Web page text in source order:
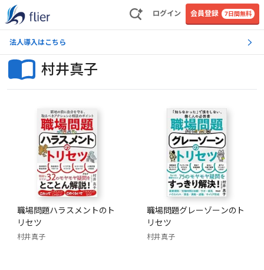
ログイン 会員登録 7日間無料
法人導入はこちら
村井真子
職場問題ハラスメントのト
リセツ
村井真子
職場問題グレーゾーンのト
リセツ
村井真子